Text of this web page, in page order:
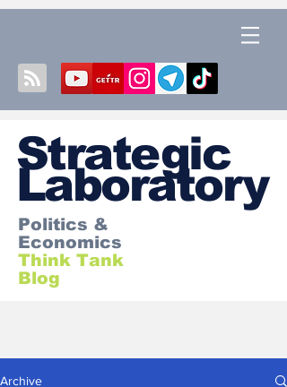
Strategic
Laboratory
Politics &
Economics
Think Tank
Blog
Archive